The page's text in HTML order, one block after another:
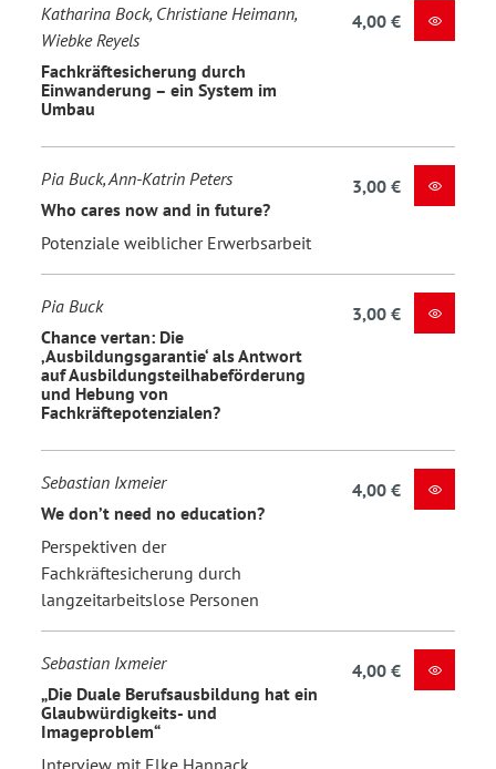
Katharina Bock, Christiane Heimann,
Wiebke Reyels
Fachkräftesicherung durch
Einwanderung – ein System im
Umbau
4,00 €
Pia Buck, Ann-Katrin Peters
Who cares now and in future?
Potenziale weiblicher Erwerbsarbeit
3,00 €
Pia Buck
Chance vertan: Die
‚Ausbildungsgarantie‘ als Antwort
auf Ausbildungsteilhabeförderung
und Hebung von
Fachkräftepotenzialen?
3,00 €
Sebastian Ixmeier
We don’t need no education?
Perspektiven der
Fachkräftesicherung durch
langzeitarbeitslose Personen
4,00 €
Sebastian Ixmeier
„Die Duale Berufsausbildung hat ein
Glaubwürdigkeits- und
Imageproblem“
Interview mit Elke Hannack
4,00 €